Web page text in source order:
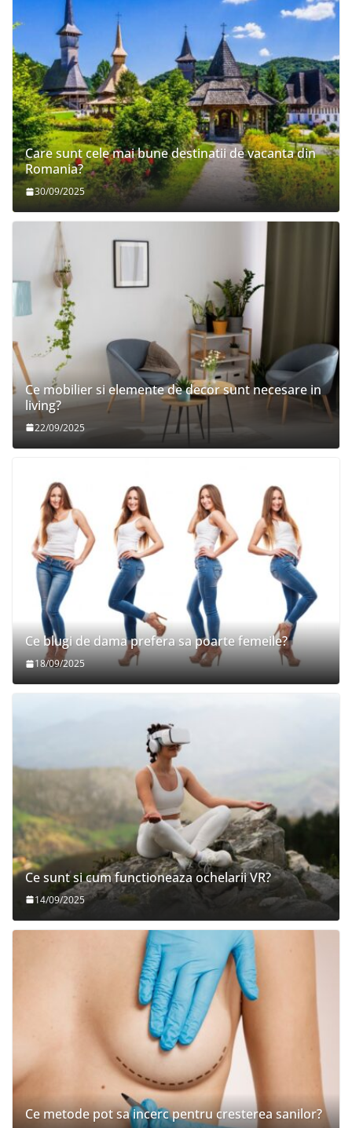
Care sunt cele mai bune destinatii de vacanta din
Romania?
30/09/2025
Ce mobilier si elemente de decor sunt necesare in
living?
22/09/2025
Ce blugi de dama prefera sa poarte femeile?
18/09/2025
Ce sunt si cum functioneaza ochelarii VR?
14/09/2025
Ce metode pot sa incerc pentru cresterea sanilor?